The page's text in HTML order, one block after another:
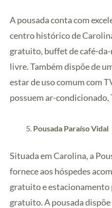
A pousada conta com
centro histórico de
gratuito, buffet de café-
livre. Também dispõe de
estar de uso comum com
possuem ar-condicionado,
Pousada Paraíso Vidal
Situada em Carolina, a
fornece aos hóspedes
gratuito e
gratuito. A pousada